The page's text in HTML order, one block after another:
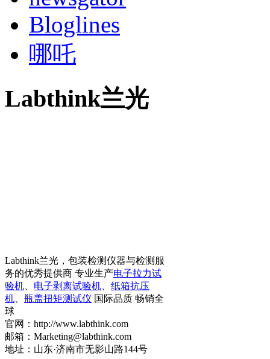
Bloglines
哪吒
Labthink兰光
Labthink兰光，包装检测仪器与检测服
务的优秀提供商 专业生产电子拉力试
验机
电子剥离试验机
纸箱抗压
机
瓶盖扭矩测试仪 国际品质 畅销全
球
官网：http://www.labthink.com
邮箱：Marketing@labthink.com
地址：山东·济南市无影山路144号